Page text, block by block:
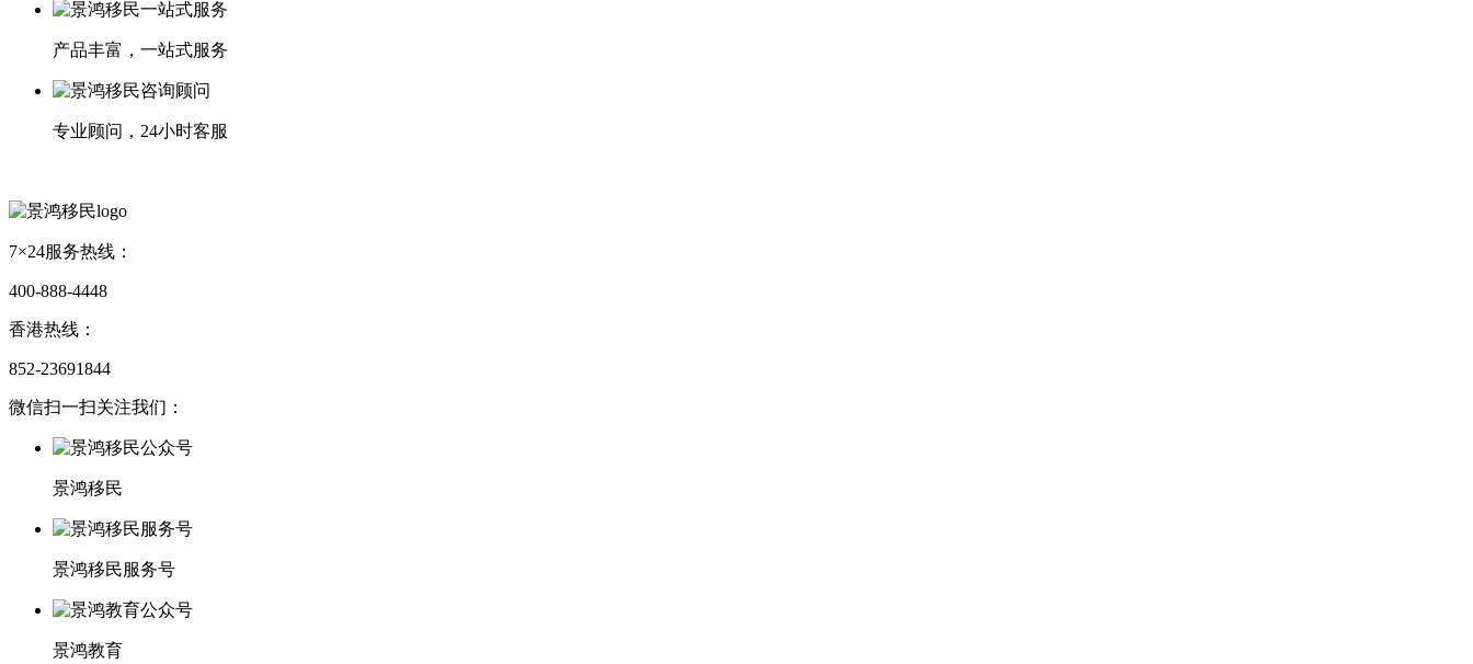
产品丰富，一站式服务
专业顾问，24小时客服
7×24服务热线：
400-888-4448
香港热线：
852-23691844
微信扫一扫关注我们：
景鸿移民
景鸿移民服务号
景鸿教育